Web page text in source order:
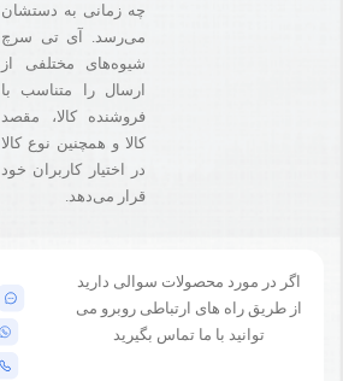
چه زمانی به دستشان
می‌رسد. آی تی سرچ
شیوه‌های مختلفی از
ارسال را متناسب با
فروشنده کالا،‌ مقصد
کالا و همچنین نوع کالا
در اختیار کاربران خود
قرار می‌دهد.
اگر در مورد محصولات سوالی دارید
از طریق راه های ارتباطی روبرو می
توانید با ما تماس بگیرید